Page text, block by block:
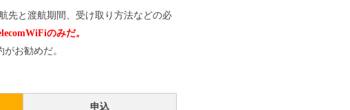
先と渡航期間、受け取り方法などの必
のみだ。
お勧めだ。
申込